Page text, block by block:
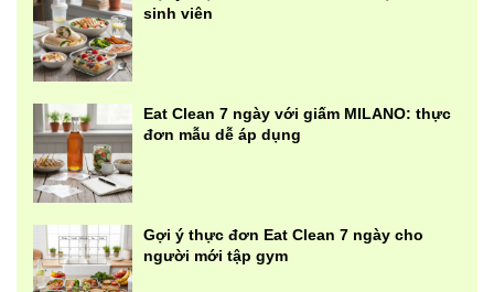
sinh viên
Eat Clean 7 ngày với giấm MILANO: thực
đơn mẫu dễ áp dụng
Gợi ý thực đơn Eat Clean 7 ngày cho
người mới tập gym